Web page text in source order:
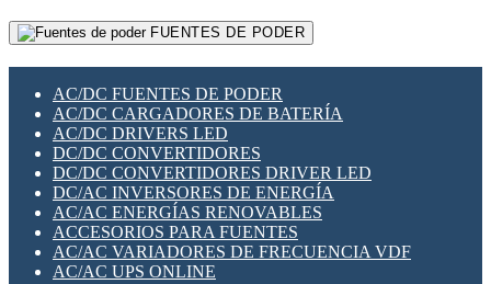
RELÉS MINIATURA DE POTENCIA
SENSORES MAGNÉTICOS
SWITCH Y MICROSWITCH
TARJETAS PI
UNIÓN Y DERIVACIÓN DE CABLE
GATEWAY LORAWAN
GESTIÓN DE REDES
PLACAS MODULARES IOT
SWITCHES Y REDES WIFI
SOLUCIONES IOT
SOLUCIONES LORAWAN
SOLUCIONES RED CELULAR
SEGURIDAD PARA REDES
SWITCHES LAN
TELEFONÍA IP (VOIP)
VIGILANCIA IP (CCTV)
MESHTASTIC
FUENTES DE PODER
AC/DC FUENTES DE PODER
AC/DC CARGADORES DE BATERÍA
AC/DC DRIVERS LED
DC/DC CONVERTIDORES
DC/DC CONVERTIDORES DRIVER LED
DC/AC INVERSORES DE ENERGÍA
AC/AC ENERGÍAS RENOVABLES
ACCESORIOS PARA FUENTES
AC/AC VARIADORES DE FRECUENCIA VDF
AC/AC UPS ONLINE